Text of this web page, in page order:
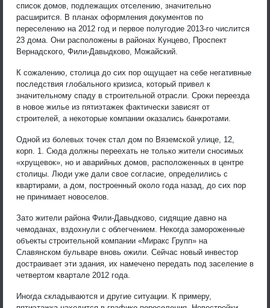
список домов, подлежащих отселению, значительно
расширится. В планах оформления документов по
переселению на 2012 год и первое полугодие 2013-го числится
23 дома. Они расположены в районах Кунцево, Проспект
Вернадского, Фили-Давыдково, Можайский.
К сожалению, столица до сих пор ощущает на себе негативные
последствия глобального кризиса, который привел к
значительному спаду в строительной отрасли. Сроки переезда
в новое жилье из пятиэтажек фактически зависят от
строителей, а некоторые компании оказались банкротами.
Одной из болевых точек стал дом по Вяземской улице, 12,
корп. 1. Сюда должны переехать не только жители сносимых
«хрущевок», но и аварийных домов, расположенных в центре
столицы. Люди уже дали свое согласие, определились с
квартирами, а дом, построенный около года назад, до сих пор
не принимает новоселов.
Зато жители района Фили-Давыдково, сидящие давно на
чемоданах, вздохнули с облегчением. Некогда замороженные
объекты строительной компании «Миракс Групп» на
Славянском бульваре вновь ожили. Сейчас новый инвестор
достраивает эти здания, их намечено передать под заселение в
четвертом квартале 2012 года.
Иногда складываются и другие ситуации. К примеру,